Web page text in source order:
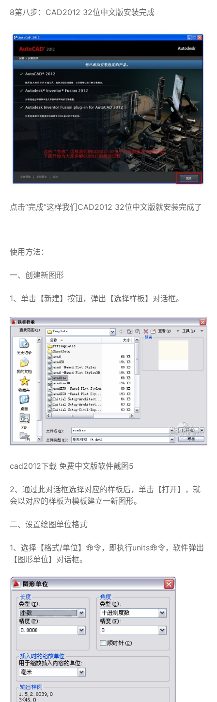
8第八步：CAD2012 32位中文版安装完成
点击“完成”这样我们CAD2012 32位中文版就安装完成了
使用方法：
一、创建新图形
1、单击【新建】按钮，弹出【选择样板】对话框。
cad2012下载 免费中文版软件截图5
2、通过此对话框选择对应的样板后，单击【打开】，就
会以对应的样板为模板建立一新图形。
二、设置绘图单位格式
1、选择【格式/单位】命令，即执行units命令，软件弹出
【图形单位】对话框。